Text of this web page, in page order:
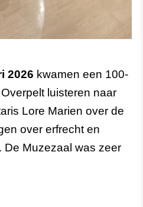
2026 kwamen een 100-
luisteren naar
Lore Marien over de
over erfrecht en
De Muzezaal was zeer